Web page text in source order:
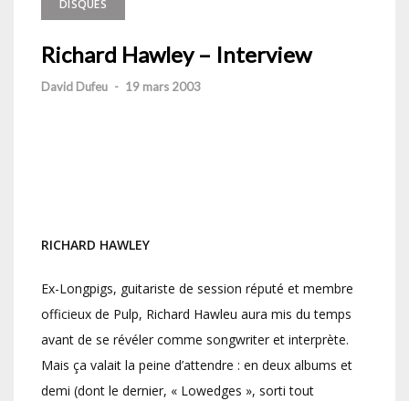
DISQUES
Richard Hawley – Interview
David Dufeu - 19 mars 2003
RICHARD HAWLEY
Ex-Longpigs, guitariste de session réputé et membre
officieux de Pulp, Richard Hawleu aura mis du temps
avant de se révéler comme songwriter et interprète.
Mais ça valait la peine d’attendre : en deux albums et
demi (dont le dernier, « Lowedges », sorti tout